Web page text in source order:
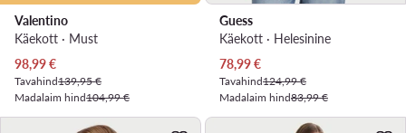
Valentino
Käekott · Must
Praegune hind
98,99€
Tavahind139,95 €
Madalaim hind104,99 €
Guess
Käekott · Helesinine
Praegune hind
78,99€
Tavahind124,99 €
Madalaim hind83,99 €